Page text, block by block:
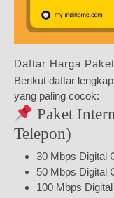
Daftar Harga
Berikut daftar
yang paling cocok:
Paket
Telepon)
30 Mbps Digital
50 Mbps Digital
100 Mbps